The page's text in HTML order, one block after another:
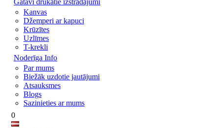
Kanvas
Džemperi ar kapuci
Krūzītes
Uzlīmes
T-krekli
Noderīga Info
Par mums
Biežāk uzdotie jautājumi
Atsauksmes
Blogs
Sazinieties ar mums
0